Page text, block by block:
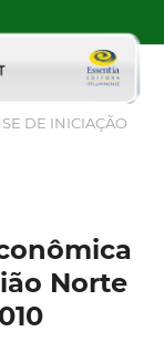
DE INICIAÇÃO
Norte